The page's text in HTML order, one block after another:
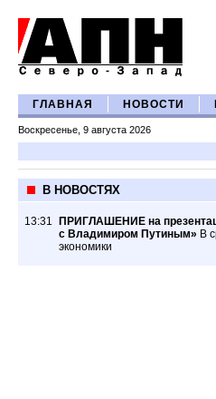
ГЛАВНАЯ НОВОСТИ
Воскресенье, 9 августа 2026
В НОВОСТЯХ
13:31
ПРИГЛАШЕНИЕ на
с Владимиром Путиным» В
экономики